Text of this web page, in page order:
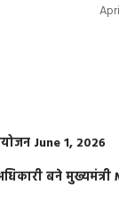
June 1, 2026
बने मुख्यमंत्री